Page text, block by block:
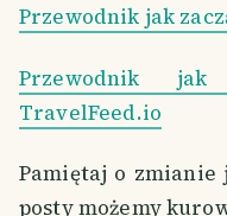
Przewodnik jak
Przewodnik
TravelFeed.io
Pamiętaj o
posty możemy